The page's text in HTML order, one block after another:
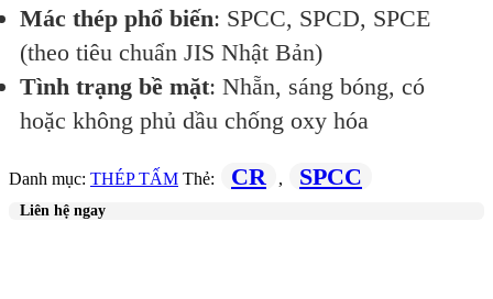
Mác thép phổ biến: SPCC, SPCD, SPCE
(theo tiêu chuẩn JIS Nhật Bản)
Tình trạng bề mặt: Nhẵn, sáng bóng, có
hoặc không phủ dầu chống oxy hóa
Danh mục: THÉP TẤM Thẻ: CR , SPCC
Liên hệ ngay